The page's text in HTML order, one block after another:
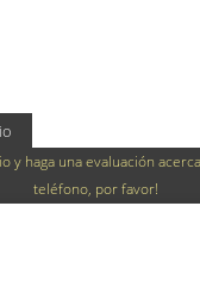
y haga una evaluación
teléfono, por favor!